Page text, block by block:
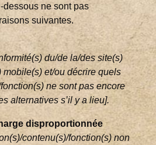
dessous ne sont pas
suivantes.
du/de la/des site(s)
et/ou décrire quels
ne sont pas encore
alternatives s’il y a lieu].
disproportionnée
contenu(s)/fonction(s) non